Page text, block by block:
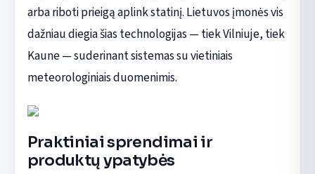
arba riboti prieigą aplink statinį. Lietuvos įmonės vis
dažniau diegia šias technologijas — tiek Vilniuje, tiek
Kaune — suderinant sistemas su vietiniais
meteorologiniais duomenimis.
Praktiniai sprendimai ir
produktų ypatybės